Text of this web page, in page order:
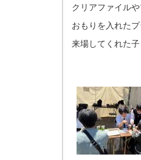
クリアファイル
おもりを入れた
来場してくれた